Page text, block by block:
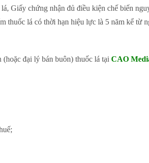
Giấy chứng nhận đủ điều kiện chế biến
thuốc lá có thời hạn hiệu lực là 5 năm kể
đại lý bán buôn) thuốc lá tại CAO